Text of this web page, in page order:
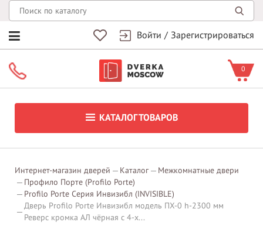
Войти / Зарегистрироваться
0
КАТАЛОГ ТОВАРОВ
Интернет-магазин дверей Каталог
Межкомнатные двери
Профило Порте (Profilo Porte)
Profilo Porte Серия Инвизибл (INVISIBLE)
Дверь Profilo Porte Инвизибл модель ПХ-0 h-2300 мм
Реверс кромка АЛ чёрная c 4-x...